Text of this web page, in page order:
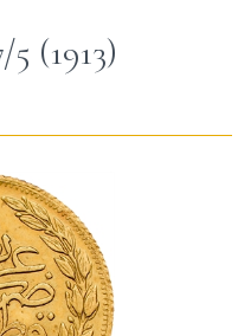
(1913)